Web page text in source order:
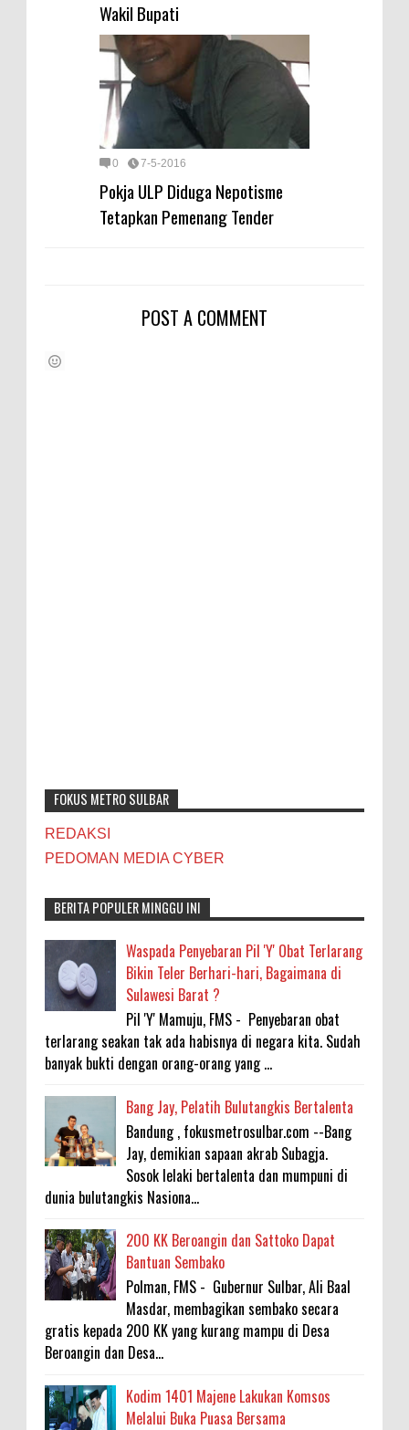
Wakil Bupati
0 7-5-2016
Pokja ULP Diduga Nepotisme
Tetapkan Pemenang Tender
POST A COMMENT
FOKUS METRO SULBAR
REDAKSI
PEDOMAN MEDIA CYBER
BERITA POPULER MINGGU INI
Waspada Penyebaran Pil 'Y' Obat Terlarang
Bikin Teler Berhari-hari, Bagaimana di
Sulawesi Barat ?
Pil 'Y' Mamuju, FMS - Penyebaran obat
terlarang seakan tak ada habisnya di negara kita. Sudah
banyak bukti dengan orang-orang yang ...
Bang Jay, Pelatih Bulutangkis Bertalenta
Bandung , fokusmetrosulbar.com --Bang
Jay, demikian sapaan akrab Subagja.
Sosok lelaki bertalenta dan mumpuni di
dunia bulutangkis Nasiona...
200 KK Beroangin dan Sattoko Dapat
Bantuan Sembako
Polman, FMS - Gubernur Sulbar, Ali Baal
Masdar, membagikan sembako secara
gratis kepada 200 KK yang kurang mampu di Desa
Beroangin dan Desa...
Kodim 1401 Majene Lakukan Komsos
Melalui Buka Puasa Bersama